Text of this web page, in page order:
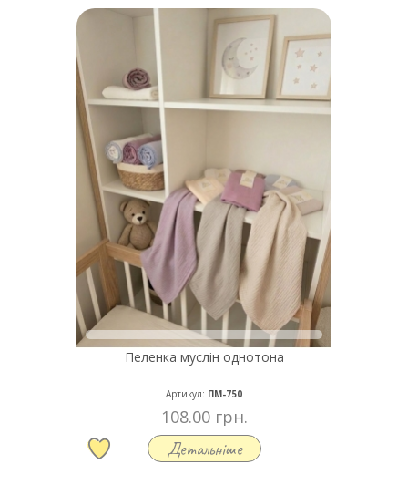
Пеленка муслін однотона
Артикул: ПМ-750
108.00 грн.
Детальніше